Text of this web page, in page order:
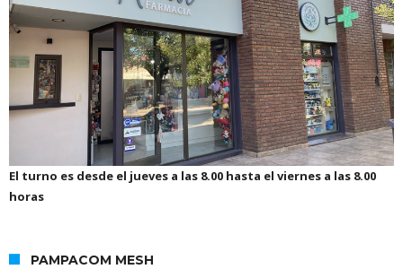
El turno es desde el jueves a las 8.00 hasta el viernes a las 8.00
horas
PAMPACOM MESH